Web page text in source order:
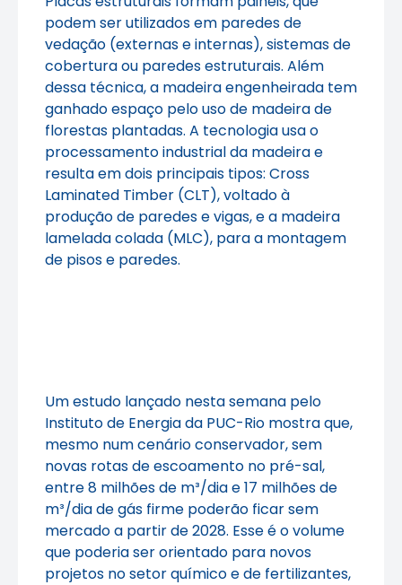
podem ser utilizados em paredes de
vedação (externas e internas), sistemas de
cobertura ou paredes estruturais. Além
dessa técnica, a madeira engenheirada tem
ganhado espaço pelo uso de madeira de
florestas plantadas. A tecnologia usa o
processamento industrial da madeira e
resulta em dois principais tipos: Cross
Laminated Timber (CLT), voltado à
produção de paredes e vigas, e a madeira
lamelada colada (MLC), para a montagem
de pisos e paredes.
Um estudo lançado nesta semana pelo
Instituto de Energia da PUC-Rio mostra que,
mesmo num cenário conservador, sem
novas rotas de escoamento no pré-sal,
entre 8 milhões de m³/dia e 17 milhões de
m³/dia de gás firme poderão ficar sem
mercado a partir de 2028. Esse é o volume
que poderia ser orientado para novos
projetos no setor químico e de fertilizantes,